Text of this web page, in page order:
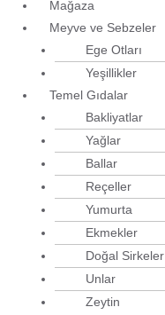
Mağaza
Meyve ve Sebzeler
Ege Otları
Yeşillikler
Temel Gıdalar
Bakliyatlar
Yağlar
Ballar
Reçeller
Yumurta
Ekmekler
Doğal Sirkeler
Unlar
Zeytin